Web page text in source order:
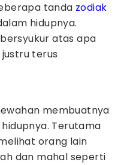
tanda zodiak
hidupnya.
atas apa
terus
membuatnya
Terutama
orang lain
dan mahal seperti